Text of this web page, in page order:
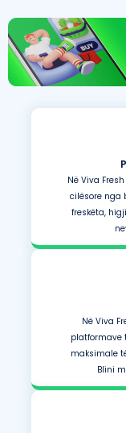
Në Viva
cilësore nga
freskëta,
Në Viva
platformave
maksimale
Blini